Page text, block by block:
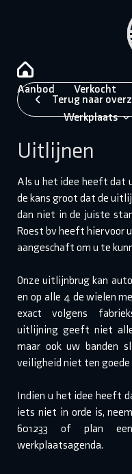
Aanbod Verkocht
Werkplaats
Terug naar
Uitlijnen
Als u het idee heeft dat
de kans groot dat de
dan niet in de juiste
Roest bv heeft hiervoor
aangeschaft om u te
Onze uitlijnbrug kan
en op alle 4 de wielen
exact volgens
uitlijning geeft niet
maar ook uw banden
veiligheid niet ten goede
Indien u het idee heeft
iets niet in orde is,
601233 of plan
werkplaatsagenda.